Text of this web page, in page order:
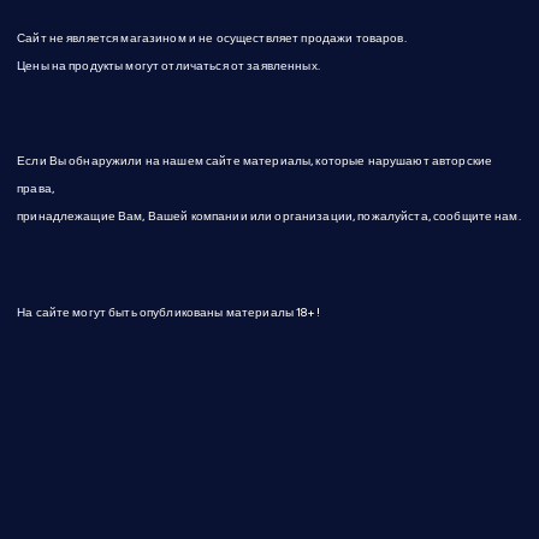
Сайт не является магазином и не осуществляет продажи товаров.
Цены на продукты могут отличаться от заявленных.
Если Вы обнаружили на нашем сайте материалы, которые нарушают авторские
права,
принадлежащие Вам, Вашей компании или организации, пожалуйста, сообщите нам.
На сайте могут быть опубликованы материалы 18+!